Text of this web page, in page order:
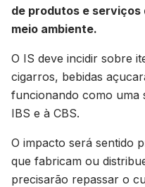
de produtos e serviços
meio ambiente.
O IS deve incidir sobre
cigarros, bebidas
funcionando como uma
IBS e à CBS.
O impacto será sentido
que fabricam ou
precisarão repassar o